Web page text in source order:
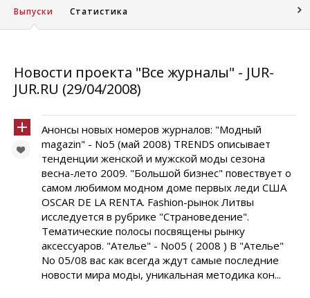
Выпуски Статистика
Новости проекта "Все журналы" - JUR-
JUR.RU (29/04/2008)
Анонсы новых номеров журналов: "Модный
magazin" - No5 (май 2008) TRENDS описывает
тенденции женской и мужской моды сезона
весна-лето 2009. "Большой бизнес" повествует о
самом любимом модном доме первых леди США
OSCAR DE LA RENTA. Fashion-рынок Литвы
исследуется в рубрике "Страноведение".
Тематические полосы посвящены рынку
аксессуаров. "Ателье" - No05 ( 2008 ) В "Ателье"
No 05/08 вас как всегда ждут самые последние
новости мира моды, уникальная методика кон...